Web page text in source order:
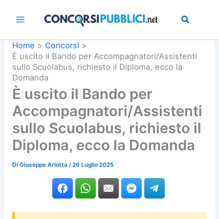
Home
Concorsi
È uscito il Bando per Accompagnatori/Assistenti
sullo Scuolabus, richiesto il Diploma, ecco la
Domanda
È uscito il Bando per
Accompagnatori/Assistenti
sullo Scuolabus, richiesto il
Diploma, ecco la Domanda
DiGiuseppe Arlotta /26 Luglio 2025